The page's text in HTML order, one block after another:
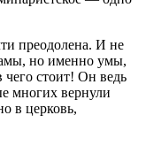
преодолена. И не
но именно умы,
стоит! Он ведь
многих вернули
в церковь,